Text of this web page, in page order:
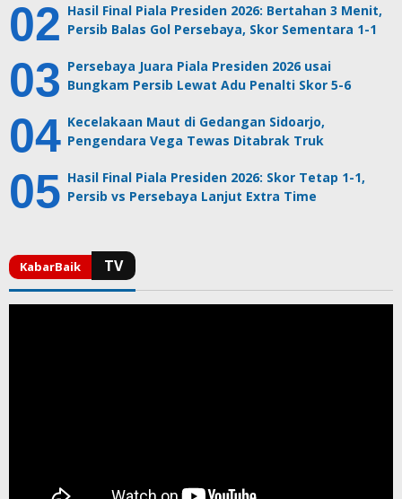
Hasil Final Piala Presiden 2026: Bertahan 3 Menit,
Persib Balas Gol Persebaya, Skor Sementara 1-1
Persebaya Juara Piala Presiden 2026 usai
Bungkam Persib Lewat Adu Penalti Skor 5-6
Kecelakaan Maut di Gedangan Sidoarjo,
Pengendara Vega Tewas Ditabrak Truk
Hasil Final Piala Presiden 2026: Skor Tetap 1-1,
Persib vs Persebaya Lanjut Extra Time